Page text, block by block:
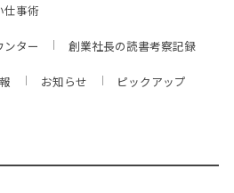
仕事術
ター 創業社長の読書考察記録
お知らせ ピックアップ